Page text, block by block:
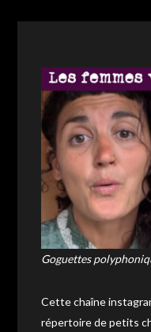
Goguettes
Cette chaîne
répertoire de petits